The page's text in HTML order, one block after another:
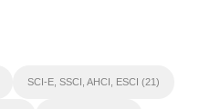
SCI-E, SSCI, AHCI, ESCI (21)